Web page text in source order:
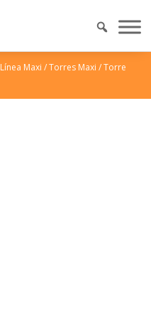
Línea Maxi /Torres Maxi /Torre